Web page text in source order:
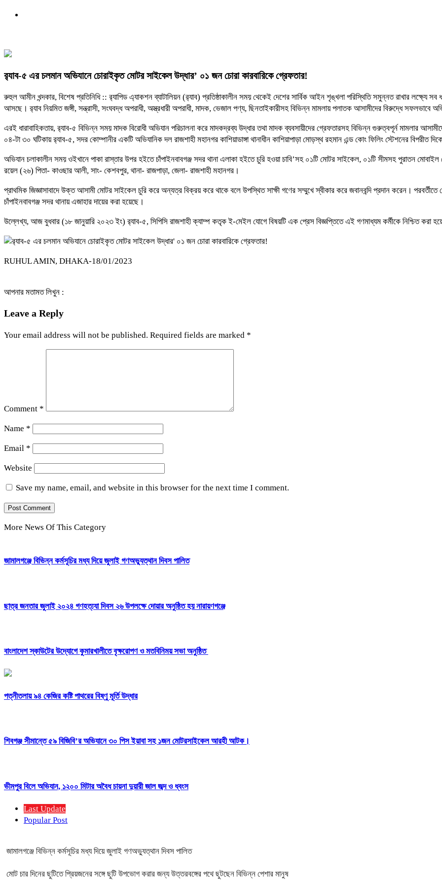
র‍্যাব-৫ এর চলমান অভিযানে চোরাইকৃত মোটর সাইকেল উদ্ধার’ ০১ জন চোরা কারবারিকে গ্রেফতার!
রুহুল আমীন খন্দকার, বিশেষ প্রতিনিধি :: র‌্যাপিড এ্যাকশন ব্যাটালিয়ন (র‌্যাব) প্রতিষ্ঠাকালীন সময় থেকেই দেশের সার্বিক আইন শৃঙ্খলা পরিস্থিতি সমুন্নত রাখার
আসছে। র‌্যাব নিয়মিত জঙ্গী, সন্ত্রাসী, সংঘবদ্ধ অপরাধী, অস্ত্রধারী অপরাধী, মাদক, ভেজাল পণ্য, ছিনতাইকারীসহ বিভিন্ন মামলায় পলাতক আসামীদের বিরুদ্ধে সফলভাবে
এরই ধারাবাহিকতায়, র‌্যাব-৫ বিভিন্ন সময় মাদক বিরোধী অভিযান পরিচালনা করে মাদকদ্রব্য উদ্ধার তথা মাদক ব্যবসায়ীদের গ্রেফতারসহ বিভিন্ন গুরুত্বপূর্ন মামলার
০৪-টা ৩০ ঘটিকায় র‌্যাব-৫, সদর কোম্পানীর একটি অভিযানিক দল রাজশাহী মহানগর কাশিয়াডাঙ্গা থানাধীন কাশিয়াপাড়া মোড়স্থ রহমান এন্ড কোং ফিলিং স্টেশনের বিপরীত
অভিযান চলাকালীন সময় ওইখানে পাকা রাস্তার উপর হইতে চাঁপাইনবাবগঞ্জ সদর থানা এলাকা হইতে চুরি হওয়া চাবি’সহ ০১টি মোটর সাইকেল, ০১টি সীমসহ পুরাতন
রয়েল (২৬) পিতা- কাওছার আলী, সাং- কেশবপুর, থানা- রাজপাড়া, জেলা- রাজশাহী মহানগর।
প্রাথমিক জিজ্ঞাসাবাদে উক্ত আসামী মোটর সাইকেল চুরি করে অন্যত্র বিক্রয় করে থাকে বলে উপস্থিত সাক্ষী গণের সম্মুখে স্বীকার করে জবানবন্দি প্রদান করেন।
চাঁপাইনবাবগঞ্জ সদর থানায় এজাহার দায়ের করা হয়েছে।
উল্লেখ্য, আজ বুধবার (১৮ জানুয়ারি ২০২৩ ইং) র‍্যাব-৫, সিপিসি রাজশাহী ক্যাম্প কতৃক ই-মেইল যোগে বিষয়টি এক প্রেস বিজ্ঞপ্তিতে এই গণমাধ্যম কর্মীকে নিশ্চিত করা
RUHUL AMIN, DHAKA-18/01/2023
আপনার মতামত লিখুন :
Leave a Reply
Your email address will not be published. Required fields are marked *
Comment *
Name *
Email *
Website
Save my name, email, and website in this browser for the next time I comment.
More News Of This Category
জামালগঞ্জে বিভিন্ন কর্মসূচির মধ্য দিয়ে জুলাই গণঅভ্যুত্থান দিবস পালিত
ছাত্র জনতার জুলাই ২০২৪ গণহত্য্যা দিবস ২৬ উপলক্ষে দোয়ার অনুষ্ঠিত হয় নারায়ণগঞ্জে
বাংলাদেশ স্কাউটের উদ্যোগে কুমারখালীতে বৃক্ষরোপণ ও মতবিনিময় সভা অনুষ্ঠিত
পত্নীতলায় ৯৪ কেজির কষ্টি পাথরের বিষ্ণু মূর্তি উদ্ধার
শিবগঞ্জ সীমান্তে ৫৯ বিজিবি’র অভিযানে ৩০ পিস ইয়াবা সহ ১জন মোটরসাইকেল আরহী আটক।
ভীমপুর বিলে অভিযান, ১২০০ মিটার অবৈধ চায়না দুয়ারী জাল জব্দ ও ধ্বংস
Last Update
Popular Post
জামালগঞ্জে বিভিন্ন কর্মসূচির মধ্য দিয়ে জুলাই গণঅভ্যুত্থান দিবস পালিত
মোট চার দিনের ছুটিতে প্রিয়জনের সঙ্গে ছুটি উপভোগ করার জন্য উত্তরবঙ্গের পথে ছুটছেন বিভিন্ন পেশার মানুষ